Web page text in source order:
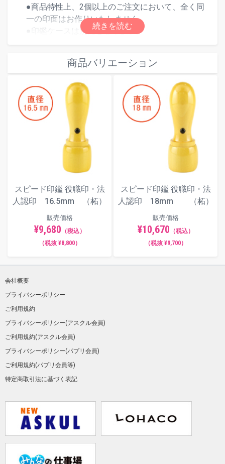
●商品特性上、2個以上のご注文において、全く同
一の印面はお作りいたしません。
●印鑑ケースは別売となります。
商品バリエーション
スピード印鑑 役職印・法
人認印 16.5mm （柘）
販売価格
¥9,680 （税込）
（税抜 ¥8,800）
スピード印鑑 役職印・法
人認印 18mm （柘）
販売価格
¥10,670 （税込）
（税抜 ¥9,700）
会社概要
プライバシーポリシー
ご利用規約
プライバシーポリシー(アスクル会員)
ご利用規約(アスクル会員)
プライバシーポリシー(パプリ会員)
ご利用規約(パプリ会員等)
特定商取引法に基づく表記